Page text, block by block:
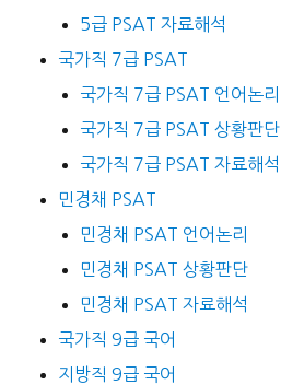
5급 PSAT 자료해석
국가직 7급 PSAT
국가직 7급 PSAT 언어논리
국가직 7급 PSAT 상황판단
국가직 7급 PSAT 자료해석
민경채 PSAT
민경채 PSAT 언어논리
민경채 PSAT 상황판단
민경채 PSAT 자료해석
국가직 9급 국어
지방직 9급 국어